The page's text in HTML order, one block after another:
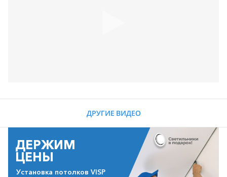
ДРУГИЕ ВИДЕО
ДЕРЖИМ
ЦЕНЫ
Установка потолков VISP